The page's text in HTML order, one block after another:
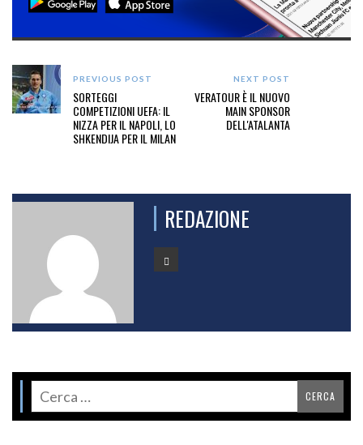
PREVIOUS POST
SORTEGGI
COMPETIZIONI UEFA: IL
NIZZA PER IL NAPOLI, LO
SHKENDIJA PER IL MILAN
NEXT POST
VERATOUR È IL NUOVO
MAIN SPONSOR
DELL'ATALANTA
REDAZIONE